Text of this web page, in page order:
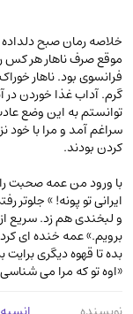
سینما و فیلم(54)
کتاب های قدیمی
طراحی هنر و نقاشی
زندگینامه شهدا (9)
کتاب چاپ سنگی و
جغرافیا(9)
استخدامی و
و آزمونها(2)
آموزشی و کنکوری
خلاصه رمان صبح دلداده
موقع صرف ناهار هر
فرانسوی بود. ناهار
گرم. آداب غذا خوردن
توانستم به این وضع
سراغم آمد و مرا با
کردن بودند.
با ورود من عمه صحبت
ایرانی تو پونه! » جلوتر
و لبخندی هم زد. سریع
برویم.» عمه خنده ای
بده تا قهوه دیگری
«اوه تو که مرا می